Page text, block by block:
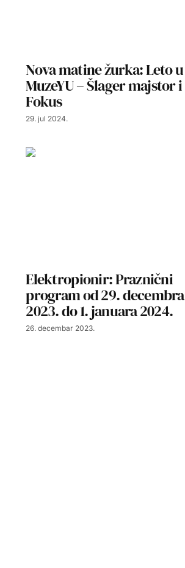
Nova matine žurka: Leto u
MuzeYU – Šlager majstor i
Fokus
29. jul 2024.
Elektropionir: Praznični
program od 29. decembra
2023. do 1. januara 2024.
26. decembar 2023.